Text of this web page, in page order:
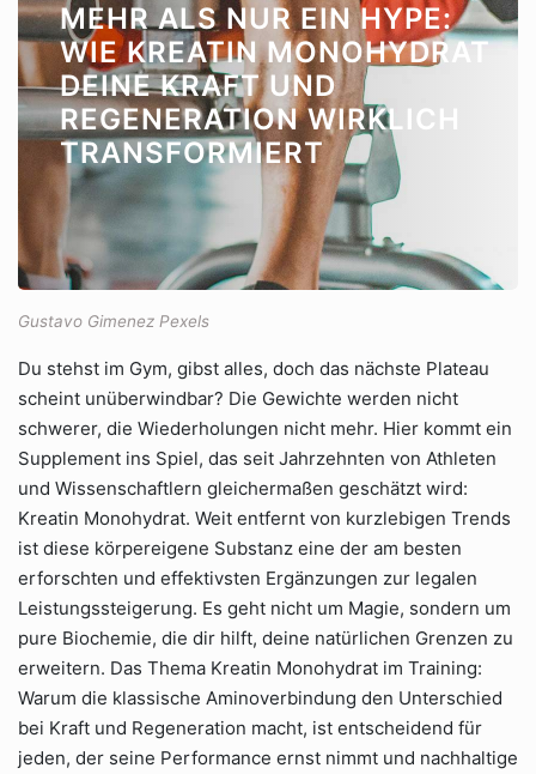
MEHR ALS NUR EIN HYPE:
WIE KREATIN MONOHYDRAT
DEINE KRAFT UND
REGENERATION WIRKLICH
TRANSFORMIERT
Gustavo Gimenez Pexels
Du stehst im Gym, gibst alles, doch das nächste Plateau
scheint unüberwindbar? Die Gewichte werden nicht
schwerer, die Wiederholungen nicht mehr. Hier kommt ein
Supplement ins Spiel, das seit Jahrzehnten von Athleten
und Wissenschaftlern gleichermaßen geschätzt wird:
Kreatin Monohydrat. Weit entfernt von kurzlebigen Trends
ist diese körpereigene Substanz eine der am besten
erforschten und effektivsten Ergänzungen zur legalen
Leistungssteigerung. Es geht nicht um Magie, sondern um
pure Biochemie, die dir hilft, deine natürlichen Grenzen zu
erweitern. Das Thema Kreatin Monohydrat im Training:
Warum die klassische Aminoverbindung den Unterschied
bei Kraft und Regeneration macht, ist entscheidend für
jeden, der seine Performance ernst nimmt und nachhaltige